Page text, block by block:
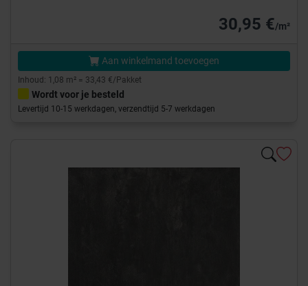
30,95 €/m²
Aan winkelmand toevoegen
Inhoud: 1,08 m² = 33,43 €/Pakket
Wordt voor je besteld
Levertijd 10-15 werkdagen, verzendtijd 5-7 werkdagen